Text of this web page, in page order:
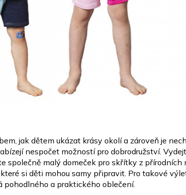
jak dětem ukázat krásy okolí a zároveň je
nespočet možností pro dobrodružství.
společně malý domeček pro skřítky z přírodních
které si děti mohou samy připravit. Pro takové
pohodlného a praktického oblečení.